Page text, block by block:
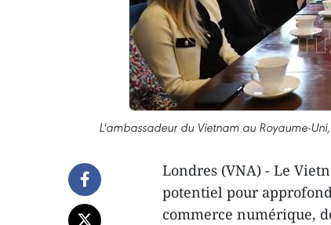
L'ambassadeur du Vietnam au Royaume-
Londres (VNA) - Le
potentiel pour
commerce numérique,